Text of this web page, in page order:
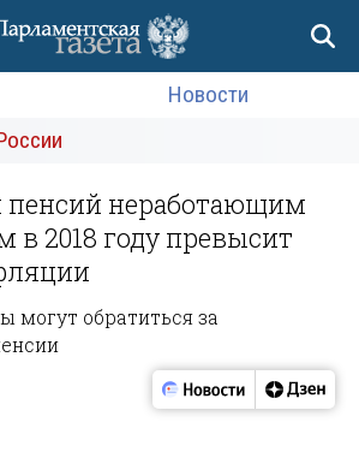
Новости
пенсий неработающим
в 2018 году превысит
обратиться за